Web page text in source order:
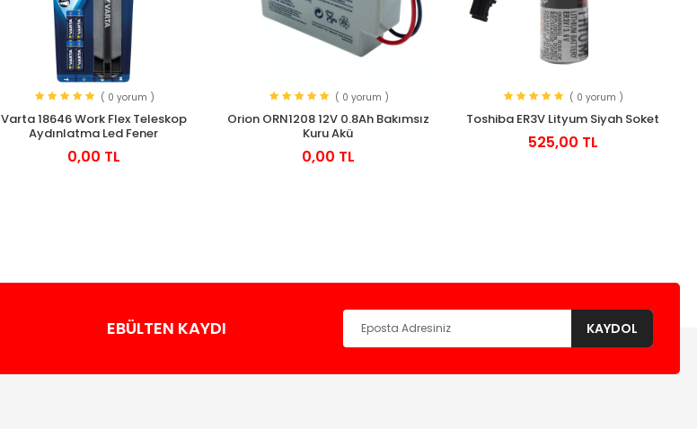
( 0 yorum )
Varta 18646 Work Flex Teleskop
Aydınlatma Led Fener
0,00 TL
( 0 yorum )
Orion ORN1208 12V 0.8Ah Bakımsız
Kuru Akü
0,00 TL
( 0 yorum )
Toshiba ER3V Lityum Siyah Soket
525,00 TL
EBÜLTEN KAYDI KAYDOL